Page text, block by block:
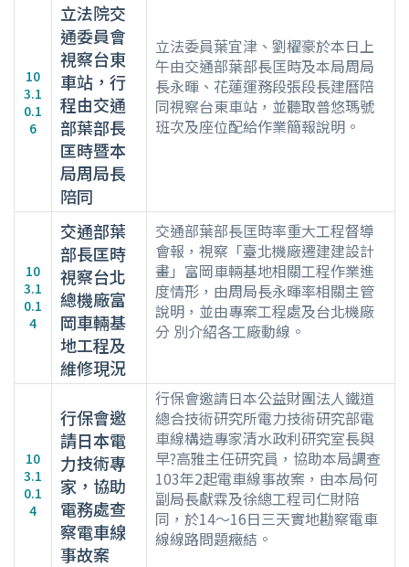
10
3.1
0.1
6
立法院交
通委員會
視察台東
車站，行
程由交通
部葉部長
匡時暨本
局周局長
陪同
立法委員葉宜津、劉櫂豪於本日上
午由交通部葉部長匡時及本局周局
長永暉、花蓮運務段張段長建曆陪
同視察台東車站，並聽取普悠瑪號
班次及座位配給作業簡報說明。
10
3.1
0.1
4
交通部葉
部長匡時
視察台北
總機廠富
岡車輛基
地工程及
維修現況
交通部葉部長匡時率重大工程督導
會報，視察「臺北機廠遷建建設計
畫」富岡車輛基地相關工程作業進
度情形，由周局長永暉率相關主管
說明，並由專案工程處及台北機廠
分 別介紹各工廠動線。
10
3.1
0.1
4
行保會邀
請日本電
力技術專
家，協助
電務處查
察電車線
事故案
行保會邀請日本公益財團法人鐵道
總合技術研究所電力技術研究部電
車線構造專家清水政利研究室長與
早?高雅主任研究員，協助本局調查
103年2起電車線事故案，由本局何
副局長獻霖及徐總工程司仁財陪
同，於14～16日三天實地勘察電車
線線路問題癥結。